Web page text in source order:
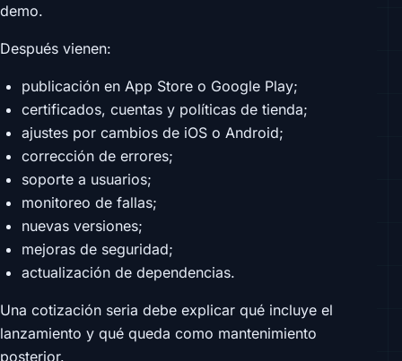
demo.
Después vienen:
publicación en App Store o Google Play;
certificados, cuentas y políticas de tienda;
ajustes por cambios de iOS o Android;
corrección de errores;
soporte a usuarios;
monitoreo de fallas;
nuevas versiones;
mejoras de seguridad;
actualización de dependencias.
Una cotización seria debe explicar qué incluye el
lanzamiento y qué queda como mantenimiento
posterior.